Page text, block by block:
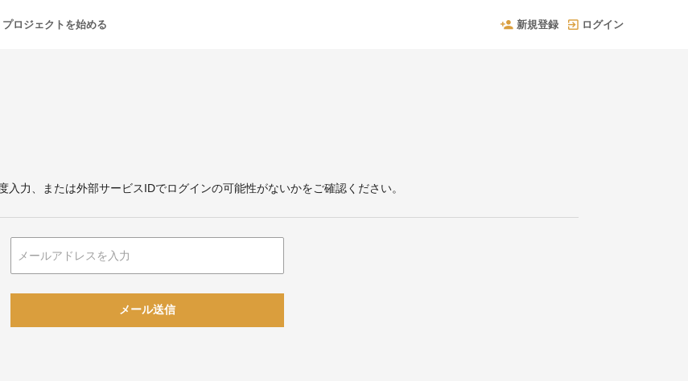
プロジェクトを始める 新規登録 ログイン
力、または外部サービスIDでログインの可能性がないかをご確認ください。
メール送信